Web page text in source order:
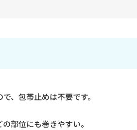
、包帯止めは不要です。
部位にも巻きやすい。